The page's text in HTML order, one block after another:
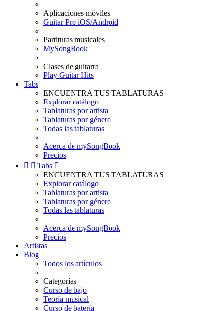
Aplicaciones móviles
Guitar Pro iOS/Android
Partituras musicales
MySongBook
Clases de guitarra
Play Guitar Hits
Tabs
ENCUENTRA TUS TABLATURAS
Explorar catálogo
Tablaturas por artista
Tablaturas por género
Todas las tablaturas
Acerca de mySongBook
Precios
  Tabs 
ENCUENTRA TUS TABLATURAS
Explorar catálogo
Tablaturas por artista
Tablaturas por género
Todas las tablaturas
Acerca de mySongBook
Precios
Artistas
Blog
Todos los artículos
Categorías
Curso de bajo
Teoría musical
Curso de batería